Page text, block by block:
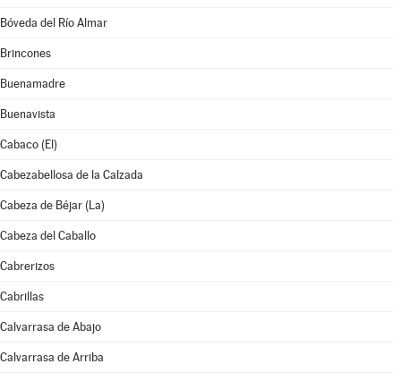
Bóveda del Río Almar
Brincones
Buenamadre
Buenavista
Cabaco (El)
Cabezabellosa de la Calzada
Cabeza de Béjar (La)
Cabeza del Caballo
Cabrerizos
Cabrillas
Calvarrasa de Abajo
Calvarrasa de Arriba